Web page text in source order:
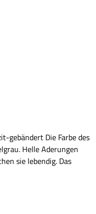
gebändert Die Farbe des
Helle Aderungen
sie lebendig. Das